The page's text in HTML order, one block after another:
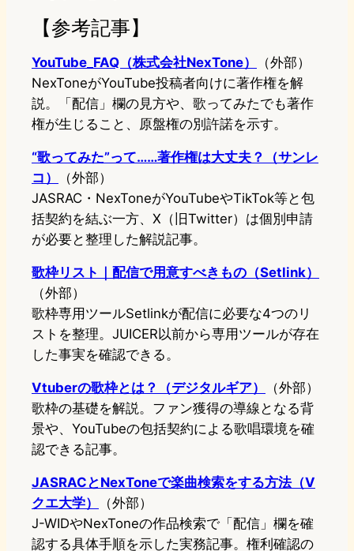
【参考記事】
YouTube_FAQ（株式会社NexTone）
（外部）
NexToneがYouTube投稿者向けに著作権を解
説。「配信」欄の見方や、歌ってみたでも著作
権が生じること、原盤権の別許諾を示す。
“歌ってみた”って……著作権は大丈夫？（サンレ
コ）
（外部）
JASRAC・NexToneがYouTubeやTikTok等と包
括契約を結ぶ一方、X（旧Twitter）は個別申請
が必要と整理した解説記事。
歌枠リスト｜配信で用意すべきもの（Setlink）
（外部）
歌枠専用ツールSetlinkが配信に必要な4つのリ
ストを整理。JUICER以前から専用ツールが存在
した事実を確認できる。
Vtuberの歌枠とは？（デジタルギア）
（外部）
歌枠の基礎を解説。ファン獲得の導線となる背
景や、YouTubeの包括契約による歌唱環境を確
認できる記事。
JASRACとNexToneで楽曲検索をする方法（V
クエ大学）
（外部）
J-WIDやNexToneの作品検索で「配信」欄を確
認する具体手順を示した実務記事。権利確認の